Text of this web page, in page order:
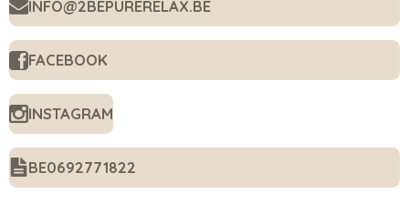
O
K
A
INFO@2BEPURERELAX.BE
FACEBOOK
INSTAGRAM
BE0692771822